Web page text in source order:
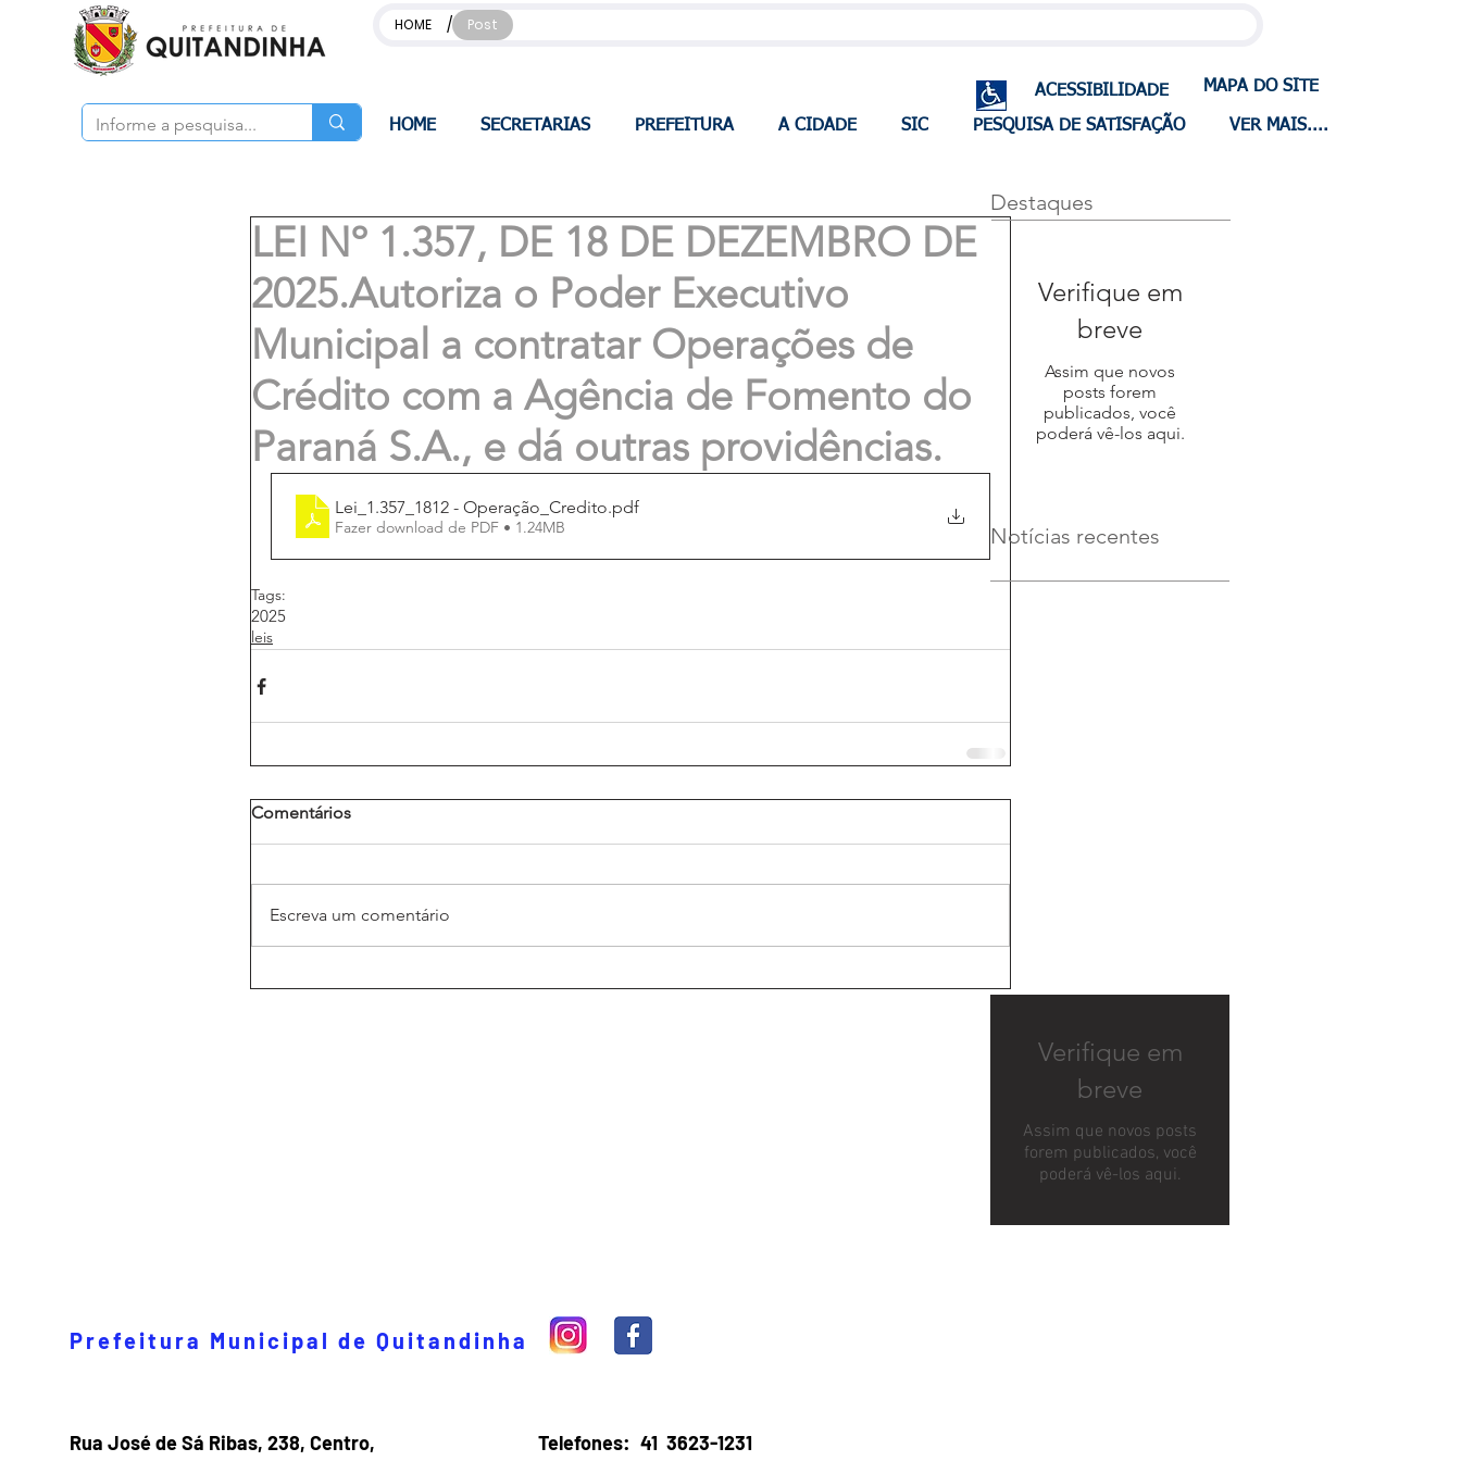
HOME / Post
ACESSIBILIDADE MAPA DO SITE
HOME SECRETARIAS PREFEITURA A CIDADE SIC PESQUISA DE SATISFAÇÃO VER MAIS....
LEI Nº 1.357, DE 18 DE DEZEMBRO DE
2025.Autoriza o Poder Executivo
Municipal a contratar Operações de
Crédito com a Agência de Fomento do
Paraná S.A., e dá outras providências.
Lei_1.357_1812 - Operação_Credito.pdf
Fazer download de PDF • 1.24MB
Tags:
2025
leis
Comentários
Escreva um comentário
Destaques
Verifique em
breve
Assim que novos
posts forem
publicados, você
poderá vê-los aqui.
Notícias recentes
Verifique em
breve
Assim que novos posts
forem publicados, você
poderá vê-los aqui.
Prefeitura Municipal de Quitandinha
Rua José de Sá Ribas, 238, Centro,
Telefones: 41 3623-1231